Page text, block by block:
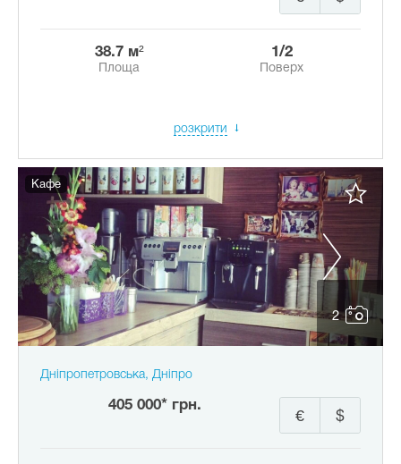
38.7 м²
Площа
1/2
Поверх
розкрити
2
Кафе
Дніпропетровська, Дніпро
405 000* грн.
$
€